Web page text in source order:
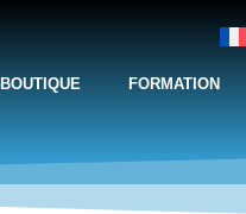
BOUTIQUE FORMATION